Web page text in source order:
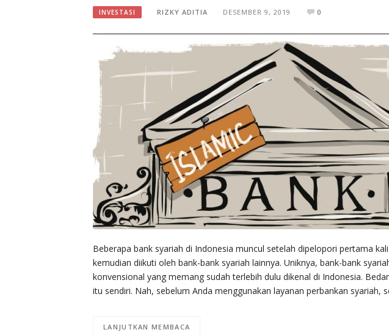
INVESTASI‎ RIZKY ADITIA DESEMBER 9, 2019 0
Beberapa bank syariah di Indonesia muncul setelah dipelopori pertama
kemudian diikuti oleh bank-bank syariah lainnya. Uniknya, bank-bank
konvensional yang memang sudah terlebih dulu dikenal di Indonesia.
itu sendiri. Nah, sebelum Anda menggunakan layanan perbankan syariah,
LANJUTKAN MEMBACA